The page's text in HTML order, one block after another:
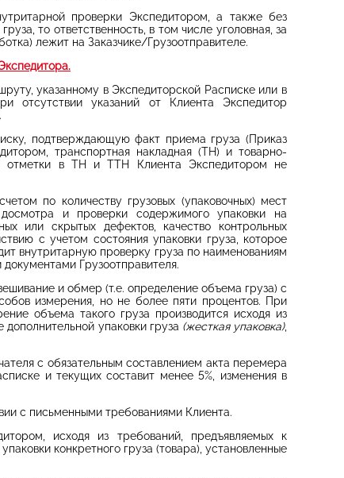
проверки Экспедитором, а также без
то ответственность, в том числе уголовная, за
лежит на Заказчике/Грузоотправителе.
указанному в Экспедиторской Расписке или в
отсутствии указаний от Клиента Экспедитор
подтверждающую факт приема груза (Приказ
транспортная накладная (ТН) и товарно-
отметки в ТН и ТТН Клиента Экспедитором не
по количеству грузовых (упаковочных) мест
и проверки содержимого упаковки на
или скрытых дефектов, качество контрольных
с учетом состояния упаковки груза, которое
внутритарную проверку груза по наименованиям
Грузоотправителя.
и обмер (т.е. определение объема груза) с
измерения, но не более пяти процентов. При
объема такого груза производится исходя из
упаковки груза (жесткая упаковка),
с обязательным составлением акта перемера
и текущих составит менее 5%, изменения в
с письменными требованиями Клиента.
исходя из требований, предъявляемых к
конкретного груза (товара), установленные